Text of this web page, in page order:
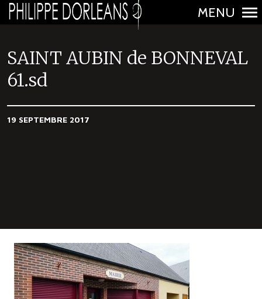
a
v
g
r
i
n
c
i
MENU
SAINT AUBIN de BONNEVAL
61.sd
19 SEPTEMBRE 2017